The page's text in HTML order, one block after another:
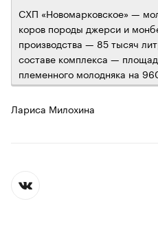
СХП «Новомарковское» —
коров породы джерси и
производства — 85 тысяч
составе комплекса —
племенного молодняка на
Лариса Милохина